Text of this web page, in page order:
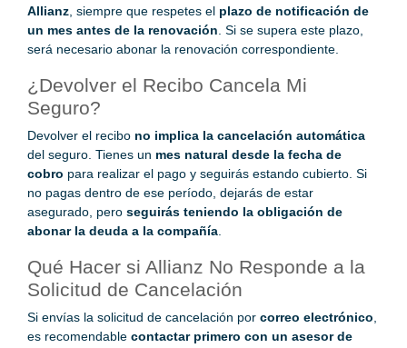
Allianz , siempre que respetes el plazo de notificación de
un mes antes de la renovación . Si se supera este plazo,
será necesario abonar la renovación correspondiente.
¿Devolver el Recibo Cancela Mi
Seguro?
Devolver el recibo no implica la cancelación automática
del seguro. Tienes un mes natural desde la fecha de
cobro para realizar el pago y seguirás estando cubierto. Si
no pagas dentro de ese período, dejarás de estar
asegurado, pero seguirás teniendo la obligación de
abonar la deuda a la compañía
Qué Hacer si Allianz No Responde a la
Solicitud de Cancelación
Si envías la solicitud de cancelación por correo electrónico
es recomendable contactar primero con un asesor de